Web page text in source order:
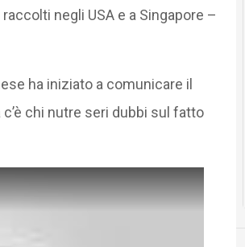
negli USA e a Singapore –
ha iniziato a comunicare il
chi nutre seri dubbi sul fatto